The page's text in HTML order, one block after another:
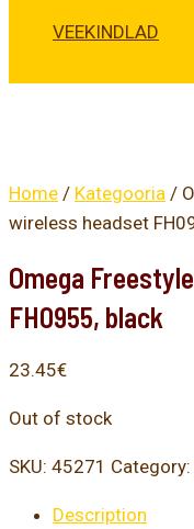
VEEKINDLAD
Home / Kategooria /
wireless headset
Omega
FH0955, black
23.45€
Out of stock
SKU: 45271 Category:
Description